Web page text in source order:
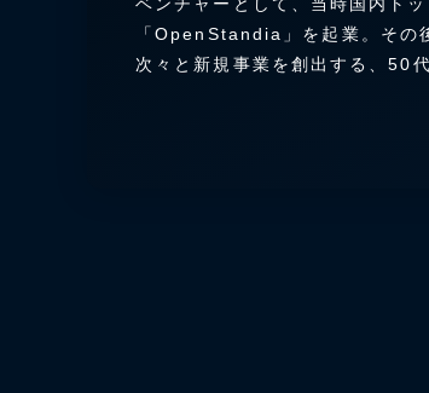
「OpenStandia」を起業。そ
次々と新規事業を創出する、50代